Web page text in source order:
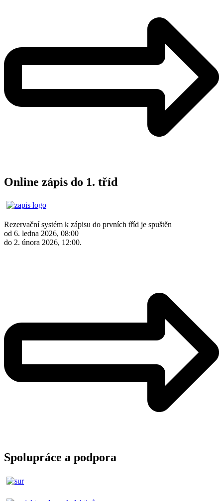
Online zápis do 1. tříd
Rezervační systém k zápisu do prvních tříd je spuštěn
od 6. ledna 2026, 08:00
do 2. února 2026, 12:00.
Spolupráce a podpora